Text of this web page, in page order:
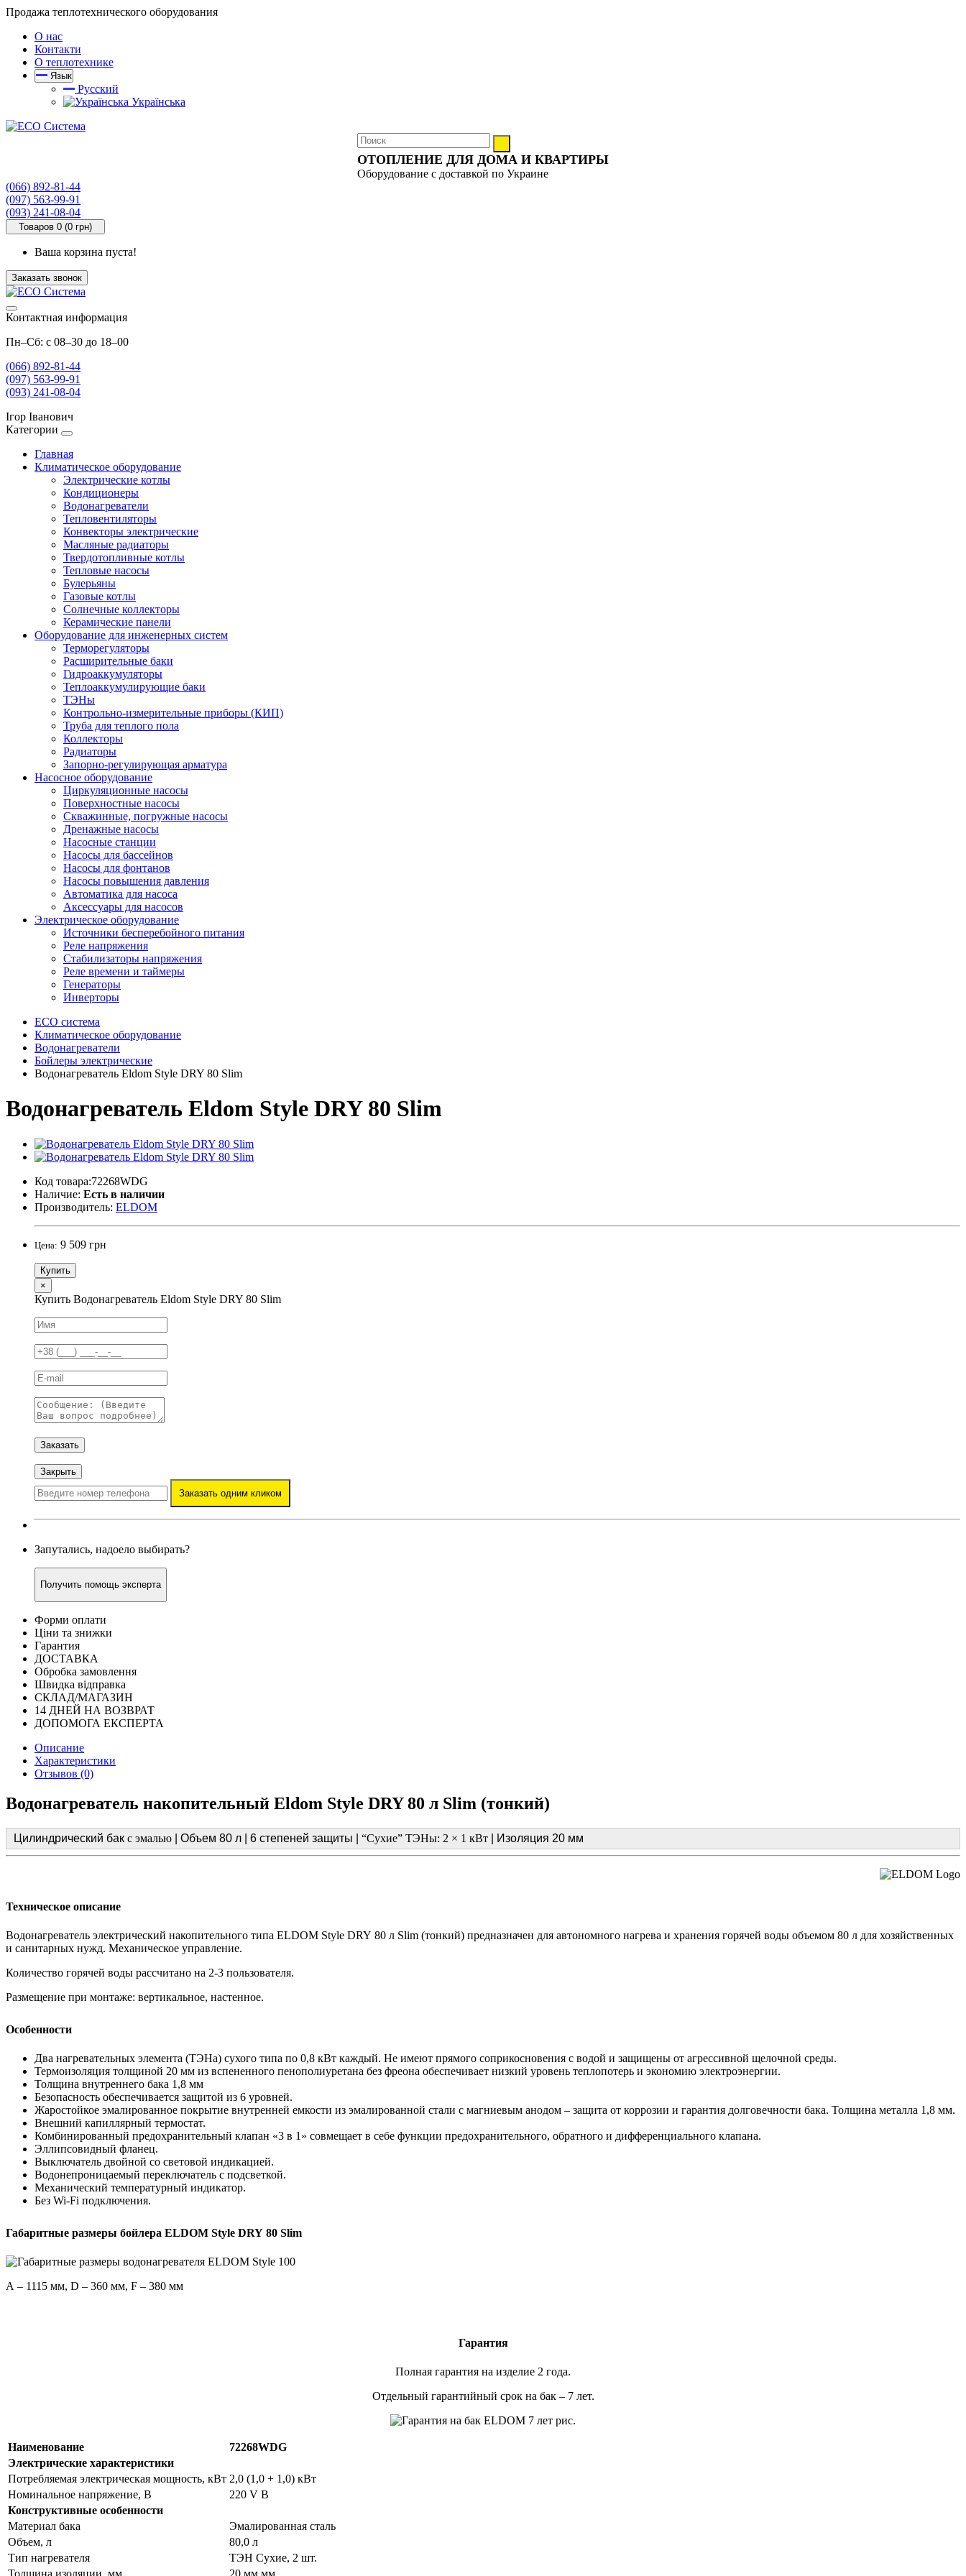
Продажа теплотехнического оборудования
О нас
Контакти
О теплотехнике
Язык
Русский
Українська
ОТОПЛЕНИЕ ДЛЯ ДОМА И КВАРТИРЫ
Оборудование с доставкой по Украине
(066) 892-81-44
(097) 563-99-91
(093) 241-08-04
Товаров 0 (0 грн)
Ваша корзина пуста!
Заказать звонок
Контактная информация
Пн–Сб: с 08–30 до 18–00
(066) 892-81-44
(097) 563-99-91
(093) 241-08-04
Ігор Іванович
Категории
Главная
Климатическое оборудование
Электрические котлы
Кондиционеры
Водонагреватели
Тепловентиляторы
Конвекторы электрические
Масляные радиаторы
Твердотопливные котлы
Тепловые насосы
Булерьяны
Газовые котлы
Солнечные коллекторы
Керамические панели
Оборудование для инженерных систем
Терморегуляторы
Расширительные баки
Гидроаккумуляторы
Теплоаккумулирующие баки
ТЭНы
Контрольно-измерительные приборы (КИП)
Труба для теплого пола
Коллекторы
Радиаторы
Запорно-регулирующая арматура
Насосное оборудование
Циркуляционные насосы
Поверхностные насосы
Скважинные, погружные насосы
Дренажные насосы
Насосные станции
Насосы для бассейнов
Насосы для фонтанов
Насосы повышения давления
Автоматика для насоса
Аксессуары для насосов
Электрическое оборудование
Источники бесперебойного питания
Реле напряжения
Стабилизаторы напряжения
Реле времени и таймеры
Генераторы
Инверторы
ECO система
Климатическое оборудование
Водонагреватели
Бойлеры электрические
Водонагреватель Eldom Style DRY 80 Slim
Водонагреватель Eldom Style DRY 80 Slim
Код товара:72268WDG
Наличие: Есть в наличии
Производитель: ELDOM
Цена: 9 509 грн
Купить
×
Купить Водонагреватель Eldom Style DRY 80 Slim
Заказать
Закрыть
Заказать одним кликом
Запутались, надоело выбирать?
Получить помощь эксперта
Форми оплати
Ціни та знижки
Гарантия
ДОСТАВКА
Обробка замовлення
Швидка відправка
СКЛАД/МАГАЗИН
14 ДНЕЙ НА ВОЗВРАТ
ДОПОМОГА ЕКСПЕРТА
Описание
Характеристики
Отзывов (0)
Водонагреватель накопительный Eldom Style DRY 80 л Slim (тонкий)
Цилиндрический бак с эмалью | Объем 80 л | 6 степеней защиты | “Сухие” ТЭНы: 2 × 1 кВт | Изоляция 20 мм
Техническое описание
Водонагреватель электрический накопительного типа ELDOM Style DRY 80 л Slim (тонкий) предназначен для автономного нагрева и хранения горячей воды объемом 80 л для хозяйственных
и санитарных нужд. Механическое управление.
Количество горячей воды рассчитано на 2-3 пользователя.
Размещение при монтаже: вертикальное, настенное.
Особенности
Два нагревательных элемента (ТЭНа) сухого типа по 0,8 кВт каждый. Не имеют прямого соприкосновения с водой и защищены от агрессивной щелочной среды.
Термоизоляция толщиной 20 мм из вспененного пенополиуретана без фреона обеспечивает низкий уровень теплопотерь и экономию электроэнергии.
Толщина внутреннего бака 1,8 мм
Безопасность обеспечивается защитой из 6 уровней.
Жаростойкое эмалированное покрытие внутренней емкости из эмалированной стали с магниевым анодом – защита от коррозии и гарантия долговечности бака. Толщина металла 1,8 мм.
Внешний капиллярный термостат.
Комбинированный предохранительный клапан «3 в 1» совмещает в себе функции предохранительного, обратного и дифференциального клапана.
Эллипсовидный фланец.
Выключатель двойной со световой индикацией.
Водонепроницаемый переключатель с подсветкой.
Механический температурный индикатор.
Без Wi-Fi подключения.
Габаритные размеры бойлера ELDOM Style DRY 80 Slim
А – 1115 мм, D – 360 мм, F – 380 мм
Гарантия
Полная гарантия на изделие 2 года.
Отдельный гарантийный срок на бак – 7 лет.
Наименование
72268WDG
Электрические характеристики
Потребляемая электрическая мощность, кВт 2,0 (1,0 + 1,0) кВт
Номинальное напряжение, В
220 V В
Конструктивные особенности
Материал бака
Эмалированная сталь
Объем, л
80,0 л
Тип нагревателя
ТЭН Сухие, 2 шт.
Толщина изоляции, мм
20 мм мм